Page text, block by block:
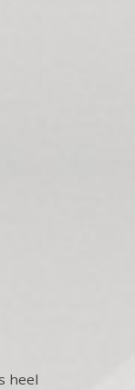
heel